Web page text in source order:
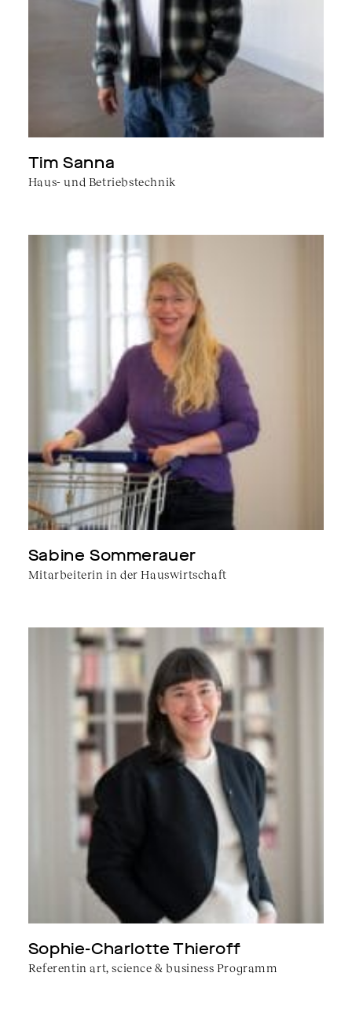
Tim Sanna
Haus- und Betriebstechnik
Sabine Sommerauer
Mitarbeiterin in der Hauswirtschaft
Sophie-Charlotte Thieroff
Referentin art, science & business Programm